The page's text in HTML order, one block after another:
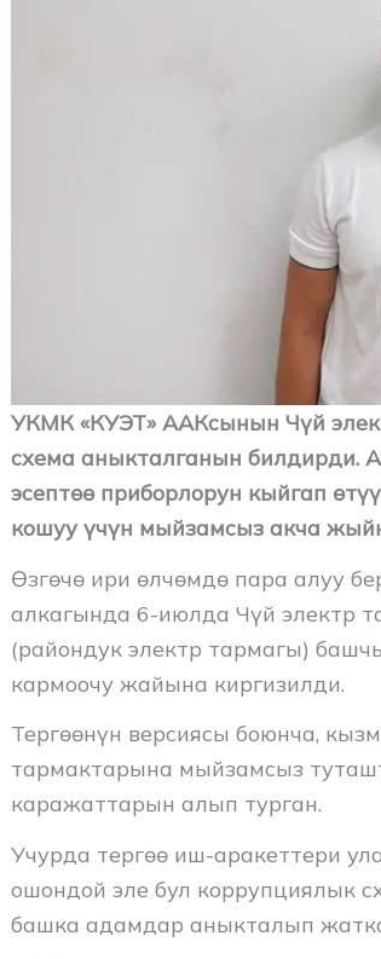
УКМК «КУЭТ» ААКсынын Чүй
схема аныкталганын билдирди.
эсептөө приборлорун кыйгап
кошуу үчүн мыйзамсыз акча
Өзгөчө ири өлчөмдө пара алуу
алкагында 6-июлда Чүй электр
(райондук электр тармагы)
кармоочу жайына киргизилди.
Тергөөнүн версиясы боюнча,
тармактарына мыйзамсыз
каражаттарын алып турган.
Учурда тергөө иш-аракеттери
ошондой эле бул коррупциялык
башка адамдар аныкталып